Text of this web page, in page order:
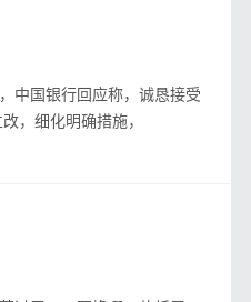
中国银行回应称，诚恳接受
，细化明确措施，